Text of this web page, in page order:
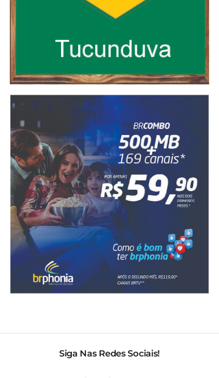
Siga Nas Redes Sociais!